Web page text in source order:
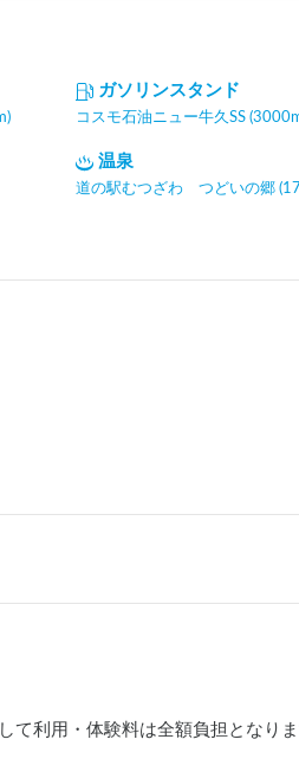
ガソリンスタンド
コスモ石油ニュー牛久SS
温泉
道の駅むつざわ つどいの郷
利用・体験料は全額負担となりま